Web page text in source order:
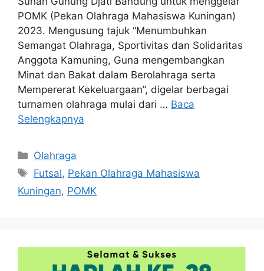
POMK (Pekan Olahraga Mahasiswa Kuningan)
2023. Mengusung tajuk “Menumbuhkan
Semangat Olahraga, Sportivitas dan Solidaritas
Anggota Kamuning, Guna mengembangkan
Minat dan Bakat dalam Berolahraga serta
Mempererat Kekeluargaan”, digelar berbagai
turnamen olahraga mulai dari … Baca
Selengkapnya
Kategori
Olahraga
Tag
Futsal, Pekan Olahraga Mahasiswa
Kuningan, POMK